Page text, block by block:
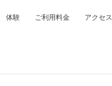
体験 ご利用料金 アクセス